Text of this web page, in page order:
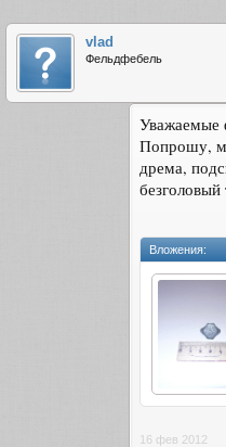
vlad
Фельдфебель
Уважаемые
Попрошу,
дрема,
Вложения:
16 фев 2012